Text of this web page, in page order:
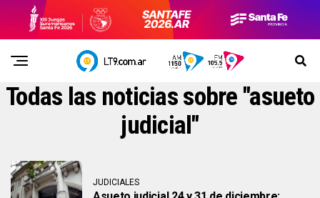
Todas las noticias sobre "asueto
judicial"
JUDICIALES